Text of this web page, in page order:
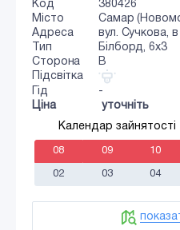
Код
380426
Місто
Самар
Адреса
вул. Сучкова,
Тип
Білборд, 6х3
Сторона
B
Підсвітка
Гід
-
Ціна
уточніть
Календар зайнятості
08 09 10
02 03 04